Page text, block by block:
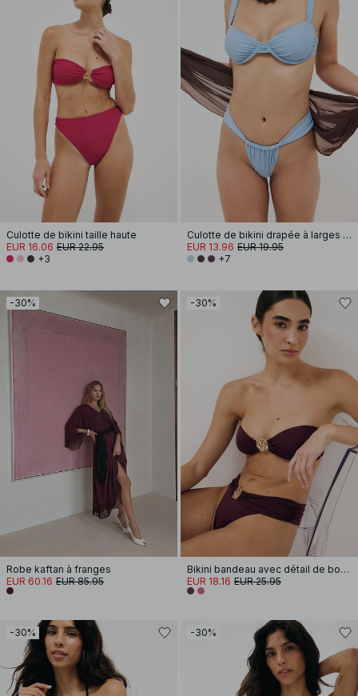
Culotte de bikini taille haute
EUR 16.06 EUR 22.95
+3
Culotte de bikini drapée à larges bretelles
EUR 13.96 EUR 19.95
+7
-30%
Robe kaftan à franges
EUR 60.16 EUR 85.95
-30%
Bikini bandeau avec détail de boucle martelée
EUR 18.16 EUR 25.95
-30% -30%